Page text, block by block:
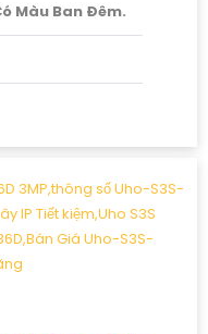
Màu Ban Ðêm.